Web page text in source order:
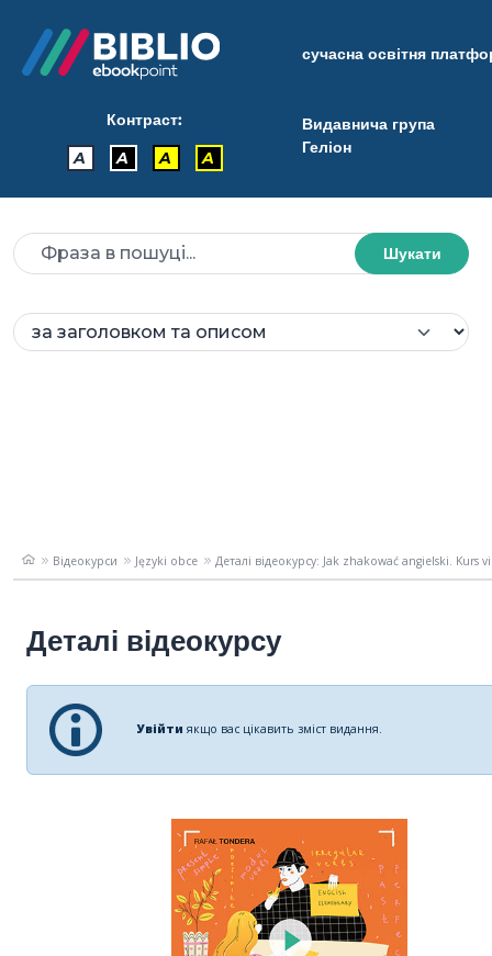
сучасна освітня
Контраст:
A
A A A
Видавнича група
Геліон
Шукати
Відеокурси Języki obce Деталі відеокурсу: Jak zhakować angielski. Kurs
Деталі відеокурсу
Увійти якщо вас цікавить зміст видання.